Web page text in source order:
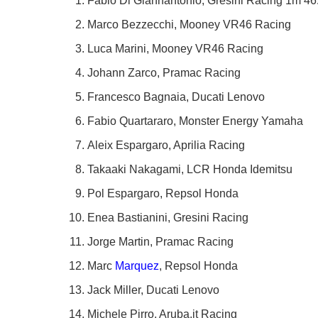
Marco Bezzecchi, Mooney VR46 Racing
Luca Marini, Mooney VR46 Racing
Johann Zarco, Pramac Racing
Francesco Bagnaia, Ducati Lenovo
Fabio Quartararo, Monster Energy Yamaha
Aleix Espargaro, Aprilia Racing
Takaaki Nakagami, LCR Honda Idemitsu
Pol Espargaro, Repsol Honda
Enea Bastianini, Gresini Racing
Jorge Martin, Pramac Racing
Marc Marquez, Repsol Honda
Jack Miller, Ducati Lenovo
Michele Pirro, Aruba.it Racing